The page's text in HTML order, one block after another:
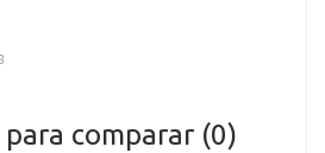
comparar (0)